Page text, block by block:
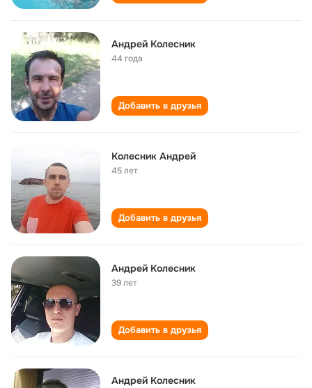
Андрей Колесник
44 года
Добавить в друзья
Колесник Андрей
45 лет
Добавить в друзья
Андрей Колесник
39 лет
Добавить в друзья
Андрей Колесник